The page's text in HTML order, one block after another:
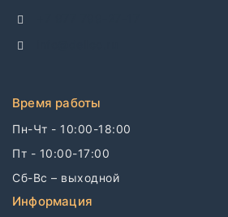
Время работы
Пн-Чт - 10:00-18:00
Пт - 10:00-17:00
Сб-Вс – выходной
Информация